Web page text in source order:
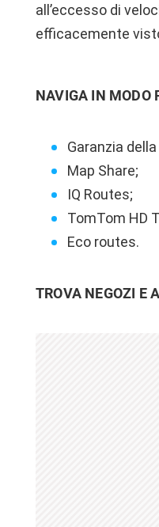
all’eccesso di
efficacemente
NAVIGA IN MODO
Garanzia
Map Share;
IQ Routes;
TomTom HD
Eco routes.
TROVA NEGOZI E